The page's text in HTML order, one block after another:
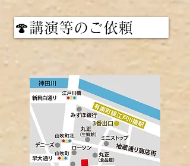
🍄講演等のご依頼